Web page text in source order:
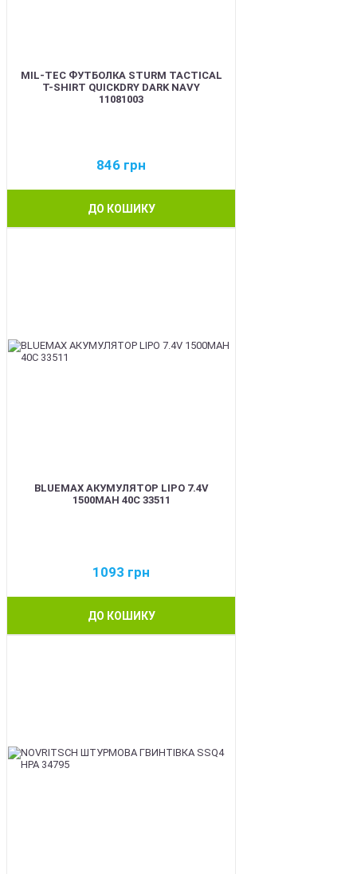
MIL-TEC ФУТБОЛКА STURM TACTICAL
T-SHIRT QUICKDRY DARK NAVY
11081003
846 грн
ДО КОШИКУ
BLUEMAX АКУМУЛЯТОР LIPO 7.4V
1500MAH 40C 33511
1093 грн
ДО КОШИКУ